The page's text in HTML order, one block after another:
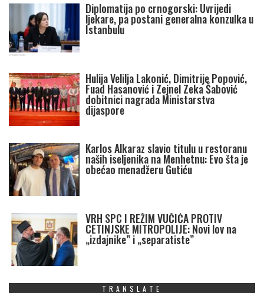
Diplomatija po crnogorski: Uvrijedi
ljekare, pa postani generalna konzulka u
Istanbulu
Hulija Velilja Lakonić, Dimitrije Popović,
Fuad Hasanović i Zejnel Zeka Šabović
dobitnici nagrada Ministarstva
dijaspore
Karlos Alkaraz slavio titulu u restoranu
naših iseljenika na Menhetnu: Evo šta je
obećao menadžeru Gutiću
VRH SPC I REŽIM VUČIĆA PROTIV
CETINJSKE MITROPOLIJE: Novi lov na
„izdajnike” i „separatiste”
TRANSLATE